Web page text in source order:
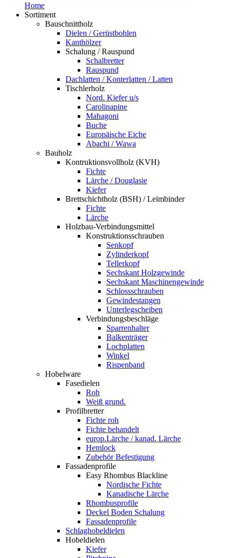
Home
Sortiment
Bauschnittholz
Dielen / Gerüstbohlen
Kanthölzer
Schalung / Rauspund
Schalbretter
Rauspund
Dachlatten / Konterlatten / Latten
Tischlerholz
Nord. Kiefer u/s
Carolinapine
Mahagoni
Buche
Europäische Eiche
Abachi / Wawa
Bauholz
Kontruktionsvollholz (KVH)
Fichte
Lärche / Douglasie
Kiefer
Brettschichtholz (BSH) / Leimbinder
Fichte
Lärche
Holzbau-Verbindungsmittel
Konstruktionsschrauben
Senkopf
Zylinderkopf
Tellerkopf
Sechskant Holzgewinde
Sechskant Maschinengewinde
Schlossschrauben
Gewindestangen
Unterlegscheiben
Verbindungsbeschläge
Sparrenhalter
Balkenträger
Lochplatten
Winkel
Rispenband
Hobelware
Fasedielen
Roh
Weiß grund.
Profilbretter
Fichte roh
Fichte behandelt
europ.Lärche / kanad. Lärche
Hemlock
Zubehör Befestigung
Fassadenprofile
Easy Rhombus Blackline
Nordische Fichte
Kanadische Lärche
Rhombusprofile
Deckel Boden Schalung
Fassadenprofile
Schlaghobeldielen
Hobeldielen
Kiefer